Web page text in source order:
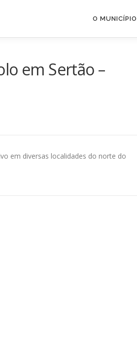
O MUNICÍPIO
em Sertão –
em diversas localidades do norte do